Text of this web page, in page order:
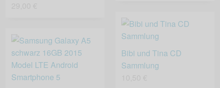
Bibi und Tina CD
Sammlung